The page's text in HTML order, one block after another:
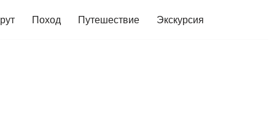
Поход Путешествие Экскурсия